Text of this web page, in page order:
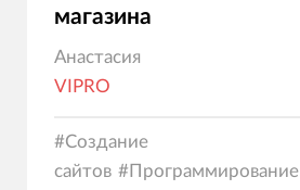
магазина
Анастасия
VIPRO
#Создание
сайтов #Программирование